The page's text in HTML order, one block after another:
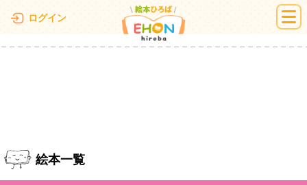
ログイン 絵本ひろば
絵本一覧